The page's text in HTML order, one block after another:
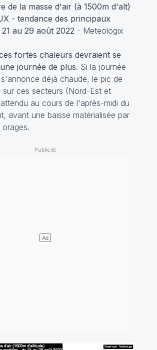
de la masse d'air (à 1500m d'alt)
- tendance des principaux
au 29 août 2022 - Meteologix
fortes chaleurs devraient se
journée de plus. Si la journée
déjà chaude, le pic de
sur ces secteurs (Nord-Est et
au cours de l'après-midi du
avant une baisse matérialisée par